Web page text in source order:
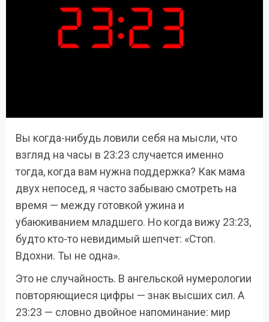
Вы когда-нибудь ловили себя на мысли, что
взгляд на часы в 23:23 случается именно
тогда, когда вам нужна поддержка? Как мама
двух непосед, я часто забываю смотреть на
время — между готовкой ужина и
убаюкиванием младшего. Но когда вижу 23:23,
будто кто-то невидимый шепчет: «Стоп.
Вдохни. Ты не одна».
Это не случайность. В ангельской нумерологии
повторяющиеся цифры — знак высших сил. А
23:23 — словно двойное напоминание: мир